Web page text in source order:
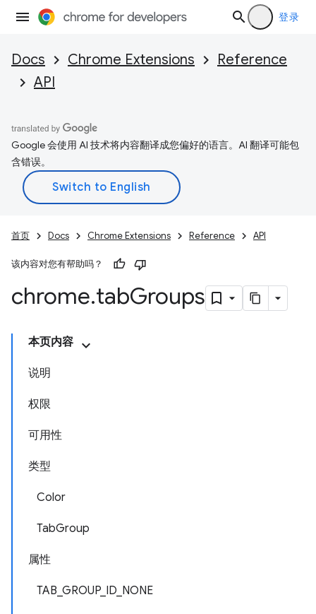
登录
Docs Chrome Extensions
Reference
API
Google 会使用 AI 技术将内容翻译成您偏好的语言。AI 翻译可能包
含错误。
首页 Docs Chrome Extensions Reference API
该内容对您有帮助吗？
chrome.tabGroups
本页内容
说明
权限
可用性
类型
Color
TabGroup
属性
TAB_GROUP_ID_NONE